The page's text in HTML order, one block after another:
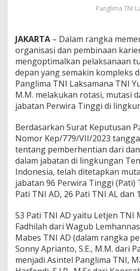
Panglima TNI
JAKARTA – Dalam rangka
organisasi dan pembinaan
mengoptimalkan pelaksanaan
depan yang semakin kompleks
Panglima TNI Laksamana TNI
M.M. melakukan rotasi, mutasi
jabatan Perwira Tinggi di
Berdasarkan Surat Keputusan
Nomor Kep/779/VII/2023
tentang pemberhentian dari
dalam jabatan di lingkungan
Indonesia, telah ditetapkan
jabatan 96 Perwira Tinggi (Pati)
Pati TNI AD, 26 Pati TNI AL dan
53 Pati TNI AD yaitu Letjen TNI
Fadhilah dari Wagub
Mabes TNI AD (dalam rangka
Sonny Aprianto, S.E., M.M. dari
menjadi Asintel Panglima TNI,